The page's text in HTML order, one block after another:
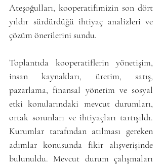
Ateşoğulları, kooperatifimizin son dört
yıldır sürdürdüğü ihtiyaç analizleri ve
çözüm önerilerini sundu.
Toplantıda kooperatiflerin yönetişim,
insan kaynakları, üretim, satış,
pazarlama, finansal yönetim ve sosyal
etki konularındaki mevcut durumları,
ortak sorunları ve ihtiyaçları tartışıldı.
Kurumlar tarafından atılması gereken
adımlar konusunda fikir alışverişinde
bulunuldu. Mevcut durum çalışmaları